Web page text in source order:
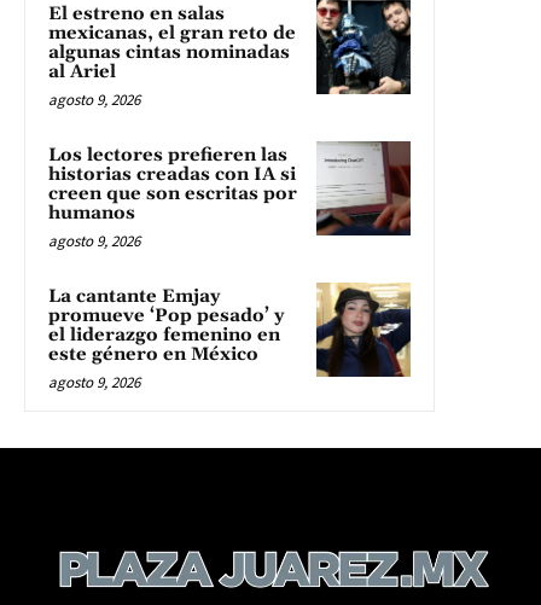
El estreno en salas
mexicanas, el gran reto de
algunas cintas nominadas
al Ariel
agosto 9, 2026
Los lectores prefieren las
historias creadas con IA si
creen que son escritas por
humanos
agosto 9, 2026
La cantante Emjay
promueve ‘Pop pesado’ y
el liderazgo femenino en
este género en México
agosto 9, 2026